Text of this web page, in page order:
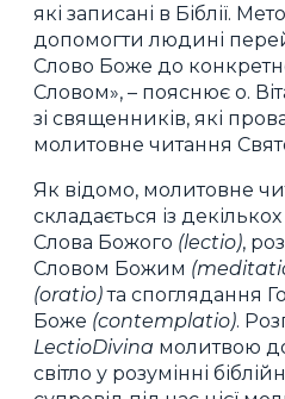
які записані в Біблії.
допомогти людині
Слово Боже до
Словом», – пояснює о.
зі священників, які
молитовне читання
Як відомо, молитовне
складається із
Слова Божого (lectio),
Словом Божим
(oratio)та споглядання
Боже (contemplatio).
LectioDivina молитвою
світло у розумінні